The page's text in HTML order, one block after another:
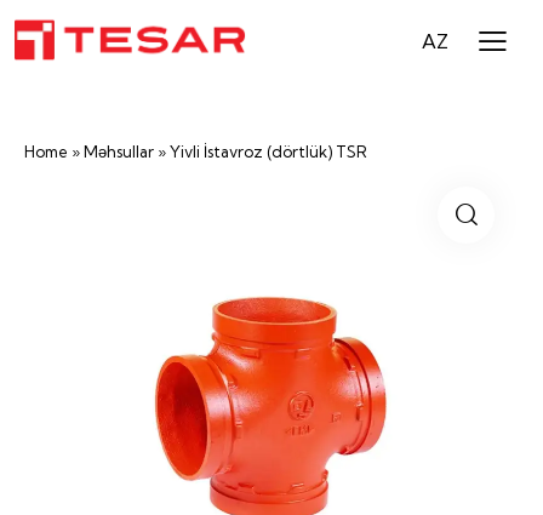
AZ
Home »Məhsullar »Yivli İstavroz (dörtlük) TSR